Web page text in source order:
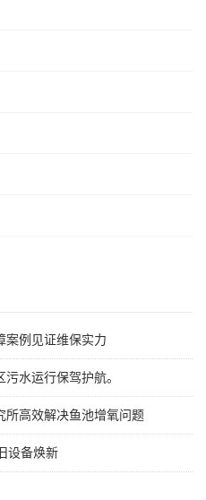
案例见证维保实力
水运行保驾护航。
所高效解决鱼池增氧问题
设备焕新